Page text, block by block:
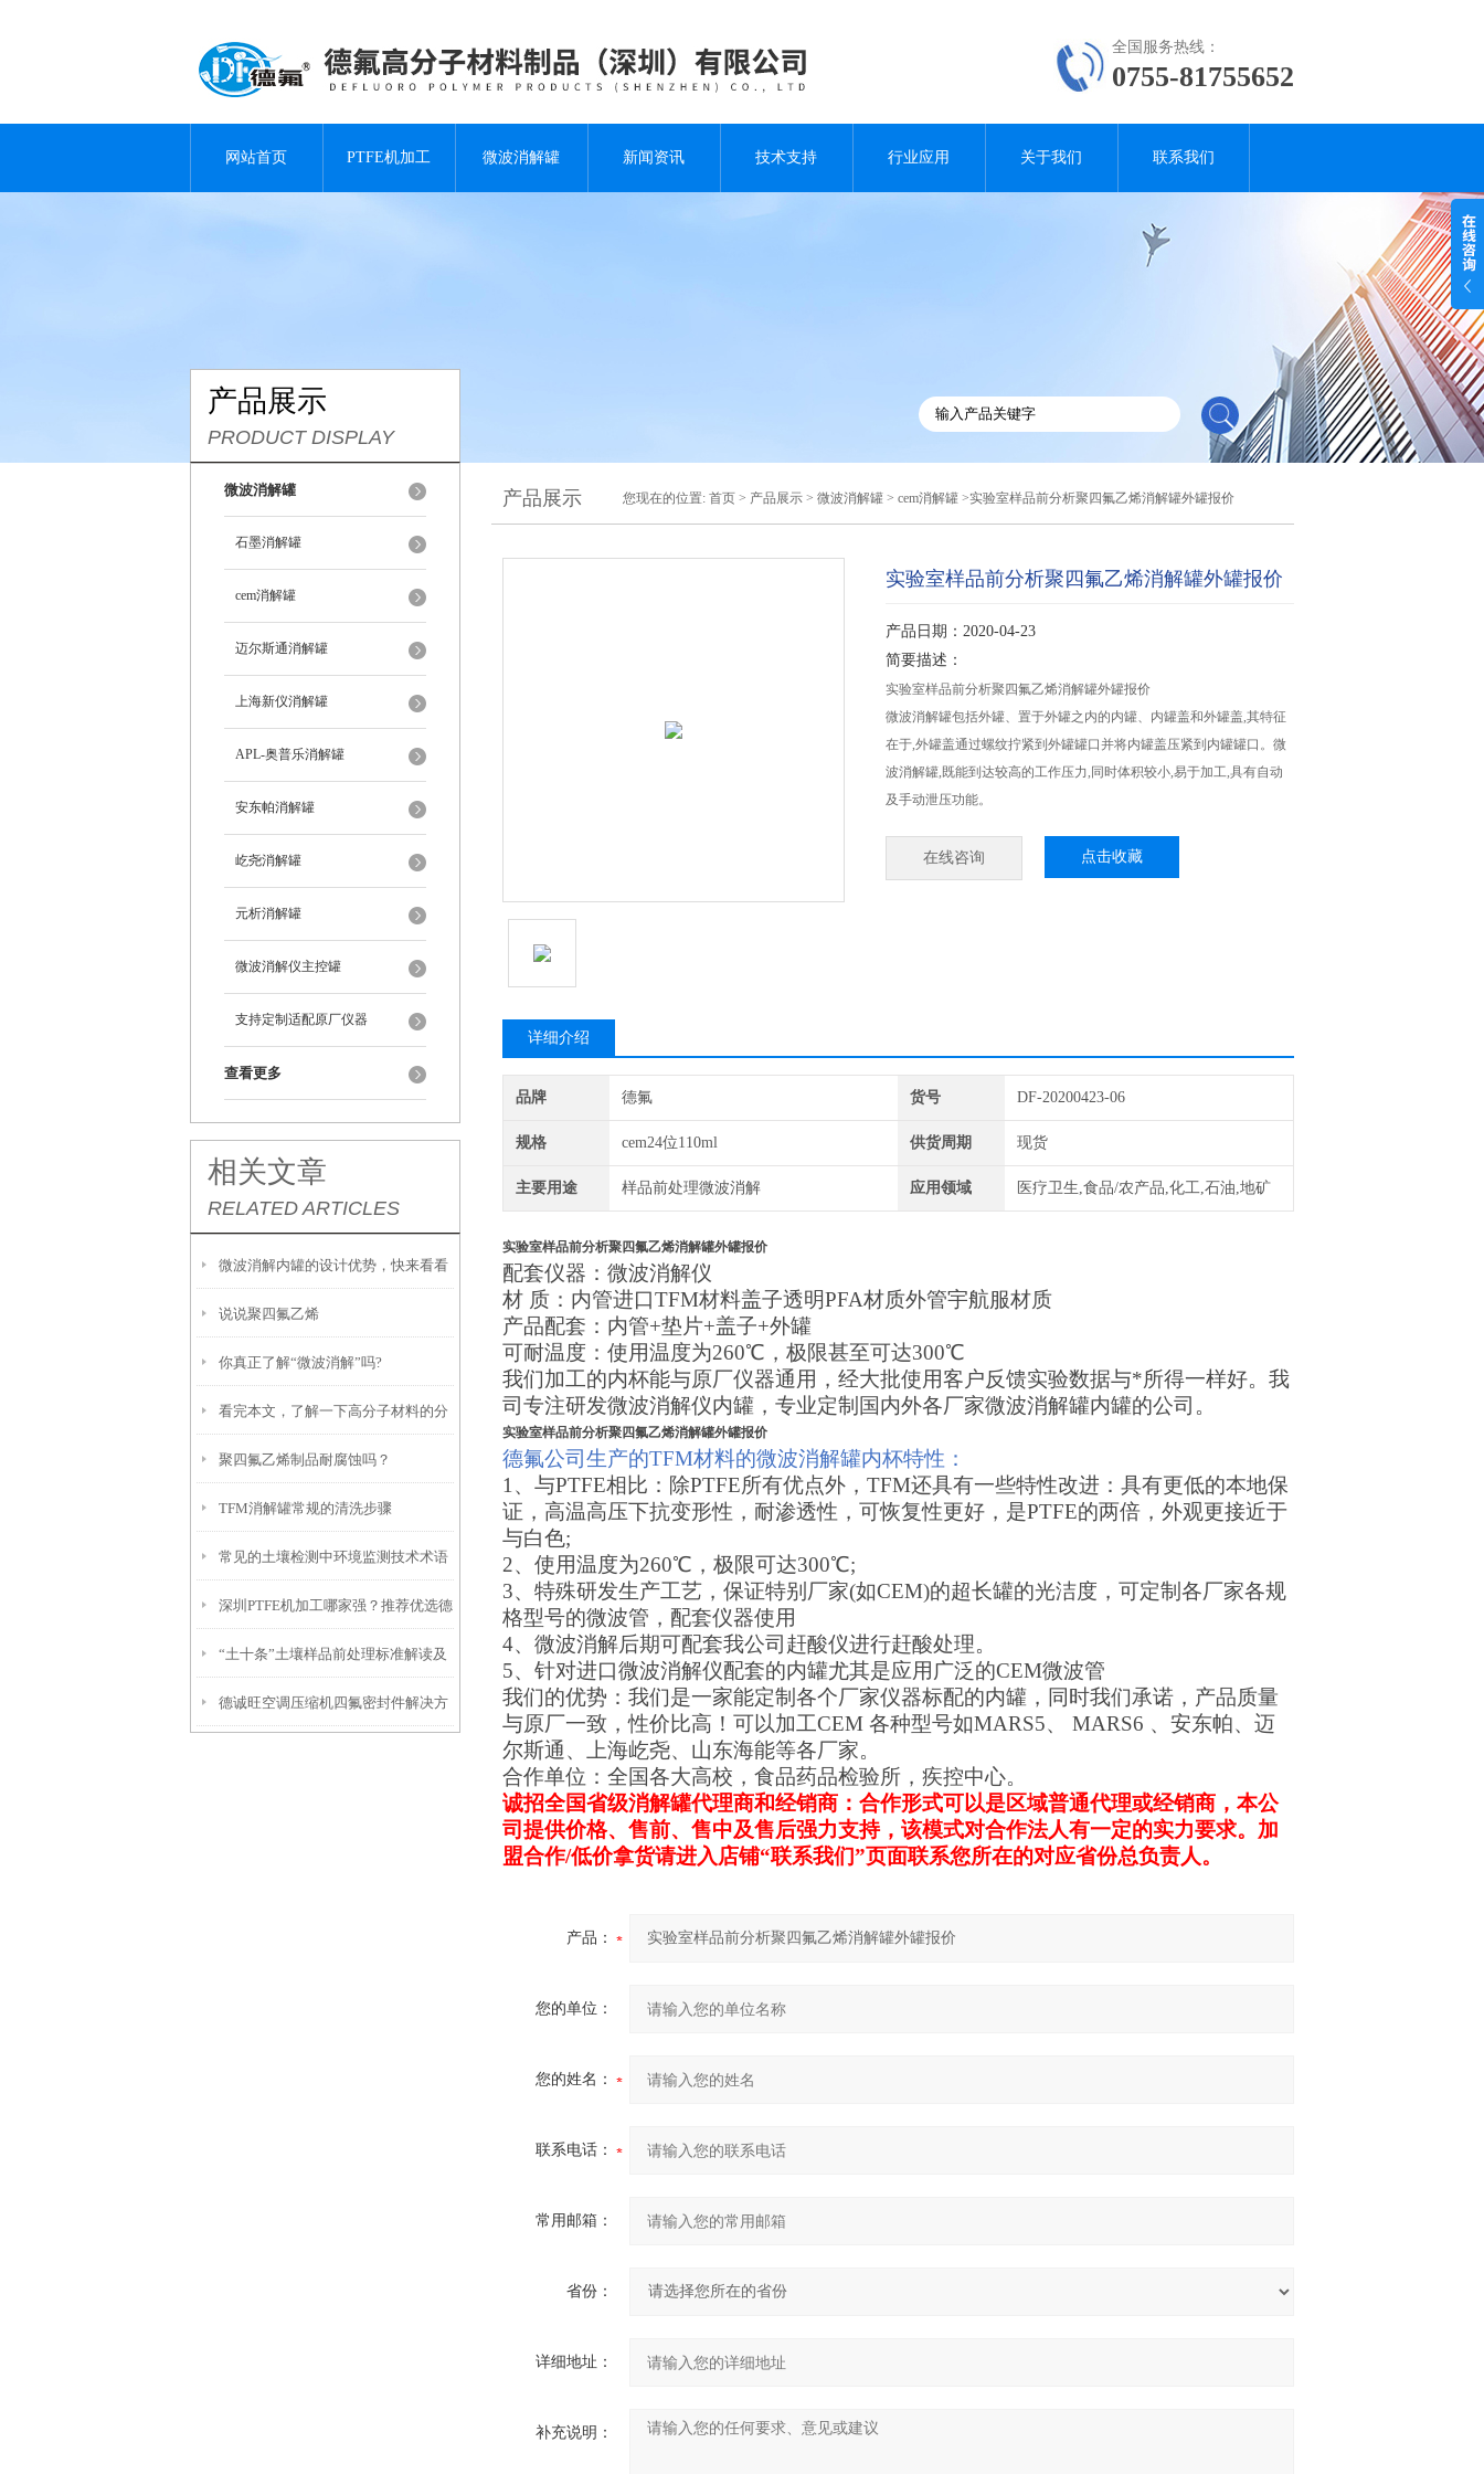
全国服务热线：
0755-81755652
网站首页 PTFE机加工 微波消解罐 新闻资讯 技术支持 行业应用 关于我们 联系我们
产品展示
PRODUCT DISPLAY
微波消解罐
石墨消解罐
cem消解罐
迈尔斯通消解罐
上海新仪消解罐
APL-奥普乐消解罐
安东帕消解罐
屹尧消解罐
元析消解罐
微波消解仪主控罐
支持定制适配原厂仪器
查看更多
相关文章
RELATED ARTICLES
微波消解内罐的设计优势，快来看看
吧
说说聚四氟乙烯
你真正了解“微波消解”吗?
看完本文，了解一下高分子材料的分
类
聚四氟乙烯制品耐腐蚀吗？
TFM消解罐常规的清洗步骤
常见的土壤检测中环境监测技术术语
有哪些?
深圳PTFE机加工哪家强？推荐优选德
诚旺
“土十条”土壤样品前处理标准解读及
解决方案
德诚旺空调压缩机四氟密封件解决方
产品展示 您现在的位置: 首页 > 产品展示 > 微波消解罐 > cem消解罐 >实验室样品前分析聚四氟乙烯消解罐外罐报价
实验室样品前分析聚四氟乙烯消解罐外罐报价
产品日期：2020-04-23
简要描述：
实验室样品前分析聚四氟乙烯消解罐外罐报价
微波消解罐包括外罐、置于外罐之内的内罐、内罐盖和外罐盖,其特征
在于,外罐盖通过螺纹拧紧到外罐罐口并将内罐盖压紧到内罐罐口。微
波消解罐,既能到达较高的工作压力,同时体积较小,易于加工,具有自动
及手动泄压功能。
在线咨询 点击收藏
详细介绍
品牌 德氟 货号 DF-20200423-06
规格 cem24位110ml 供货周期 现货
主要用途 样品前处理微波消解 应用领域 医疗卫生,食品/农产品,化工,石油,地矿
实验室样品前分析聚四氟乙烯消解罐外罐报价
配套仪器：微波消解仪
材 质：内管进口TFM材料盖子透明PFA材质外管宇航服材质
产品配套：内管+垫片+盖子+外罐
可耐温度：使用温度为260℃，极限甚至可达300℃
我们加工的内杯能与原厂仪器通用，经大批使用客户反馈实验数据与*所得一样好。我
司专注研发微波消解仪内罐，专业定制国内外各厂家微波消解罐内罐的公司。
实验室样品前分析聚四氟乙烯消解罐外罐报价
德氟公司生产的TFM材料的微波消解罐内杯特性：
1、与PTFE相比：除PTFE所有优点外，TFM还具有一些特性改进：具有更低的本地保
证，高温高压下抗变形性，耐渗透性，可恢复性更好，是PTFE的两倍，外观更接近于
与白色;
2、使用温度为260℃，极限可达300℃;
3、特殊研发生产工艺，保证特别厂家(如CEM)的超长罐的光洁度，可定制各厂家各规
格型号的微波管，配套仪器使用
4、微波消解后期可配套我公司赶酸仪进行赶酸处理。
5、针对进口微波消解仪配套的内罐尤其是应用广泛的CEM微波管
我们的优势：我们是一家能定制各个厂家仪器标配的内罐，同时我们承诺，产品质量
与原厂一致，性价比高！可以加工CEM 各种型号如MARS5、 MARS6 、安东帕、迈
尔斯通、上海屹尧、山东海能等各厂家。
合作单位：全国各大高校，食品药品检验所，疾控中心。
诚招全国省级消解罐代理商和经销商：合作形式可以是区域普通代理或经销商，本公
司提供价格、售前、售中及售后强力支持，该模式对合作法人有一定的实力要求。加
盟合作/低价拿货请进入店铺“联系我们”页面联系您所在的对应省份总负责人。
产品：
您的单位：
您的姓名：
联系电话：
常用邮箱：
省份：
详细地址：
补充说明：